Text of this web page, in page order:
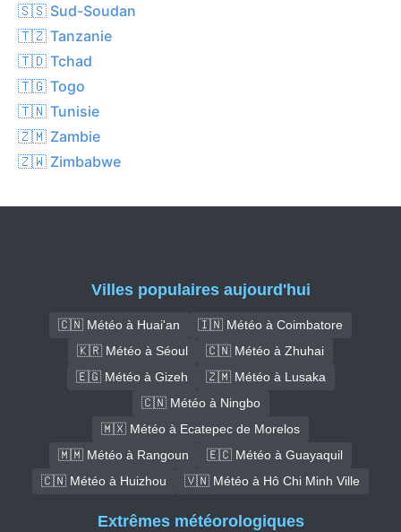
🇸🇸 Sud-Soudan
🇹🇿 Tanzanie
🇹🇩 Tchad
🇹🇬 Togo
🇹🇳 Tunisie
🇿🇲 Zambie
🇿🇼 Zimbabwe
Villes populaires aujourd'hui
🇨🇳 Météo à Huai'an
🇮🇳 Météo à Coimbatore
🇰🇷 Météo à Séoul
🇨🇳 Météo à Zhuhai
🇪🇬 Météo à Gizeh
🇿🇲 Météo à Lusaka
🇨🇳 Météo à Ningbo
🇲🇽 Météo à Ecatepec de Morelos
🇲🇲 Météo à Rangoun
🇪🇨 Météo à Guayaquil
🇨🇳 Météo à Huizhou
🇻🇳 Météo à Hô Chi Minh Ville
Extrêmes météorologiques